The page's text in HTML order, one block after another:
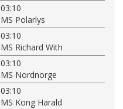
03:10
MS Polarlys
03:10
MS Richard With
03:10
MS Nordnorge
03:10
MS Kong Harald